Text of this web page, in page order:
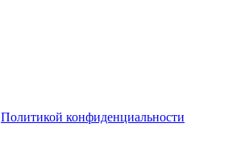
Политикой конфиденциальности